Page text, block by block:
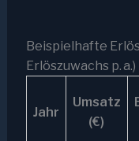
Beispielhafte
Erlöszuwachs p. a.)
Jahr
Umsatz
(€)